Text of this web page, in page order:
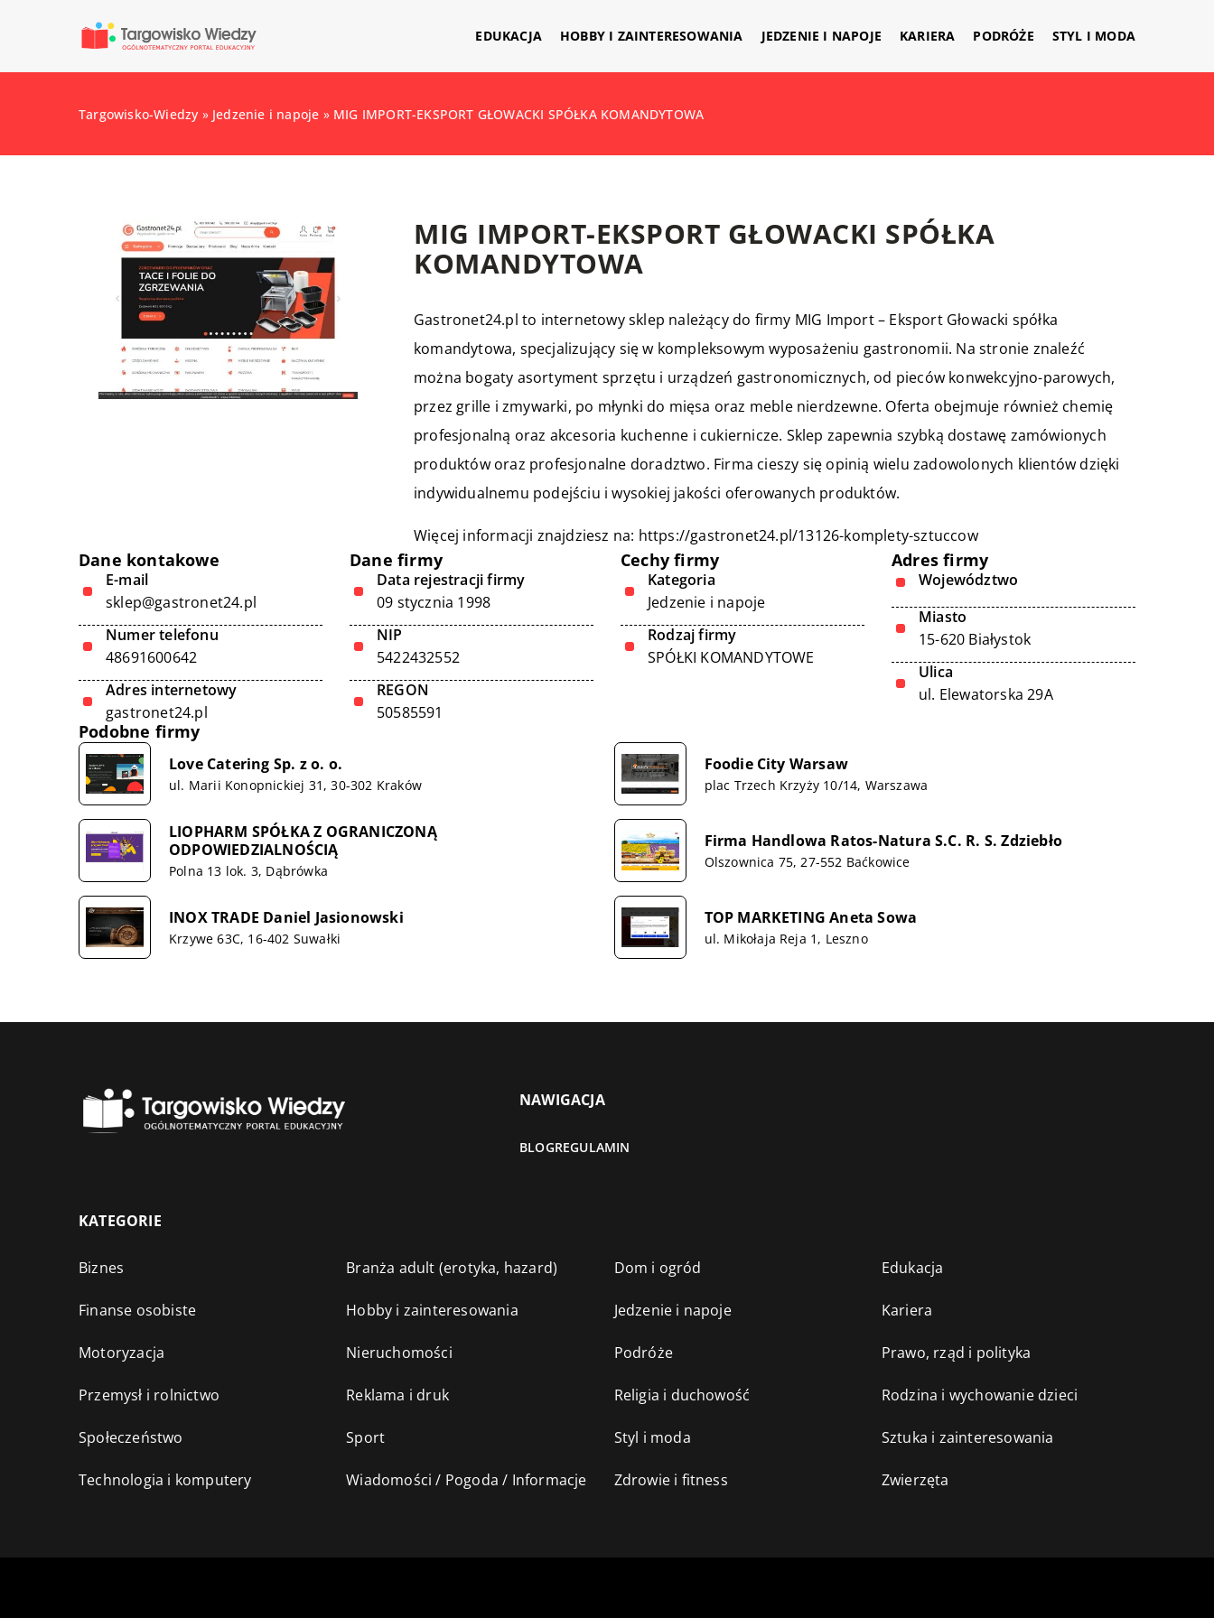
EDUKACJA HOBBY I ZAINTERESOWANIA JEDZENIE I NAPOJE KARIERA PODRÓŻE STYL I MODA
Targowisko-Wiedzy » Jedzenie i napoje » MIG IMPORT-EKSPORT GŁOWACKI SPÓŁKA KOMANDYTOWA
MIG IMPORT-EKSPORT GŁOWACKI SPÓŁKA
KOMANDYTOWA
Gastronet24.pl to internetowy sklep należący do firmy MIG Import – Eksport Głowacki spółka
komandytowa, specjalizujący się w kompleksowym wyposażeniu gastronomii. Na stronie znaleźć
można bogaty asortyment sprzętu i urządzeń gastronomicznych, od pieców konwekcyjno-parowych,
przez grille i zmywarki, po młynki do mięsa oraz meble nierdzewne. Oferta obejmuje również chemię
profesjonalną oraz akcesoria kuchenne i cukiernicze. Sklep zapewnia szybką dostawę zamówionych
produktów oraz profesjonalne doradztwo. Firma cieszy się opinią wielu zadowolonych klientów dzięki
indywidualnemu podejściu i wysokiej jakości oferowanych produktów.
Więcej informacji znajdziesz na: https://gastronet24.pl/13126-komplety-sztuccow
Dane kontakowe
E-mail
sklep@gastronet24.pl
Numer telefonu
48691600642
Adres internetowy
gastronet24.pl
Dane firmy
Data rejestracji firmy
09 stycznia 1998
NIP
5422432552
REGON
50585591
Cechy firmy
Kategoria
Jedzenie i napoje
Rodzaj firmy
SPÓŁKI KOMANDYTOWE
Adres firmy
Województwo
Miasto
15-620 Białystok
Ulica
ul. Elewatorska 29A
Podobne firmy
Love Catering Sp. z o. o.
ul. Marii Konopnickiej 31, 30-302 Kraków
Foodie City Warsaw
plac Trzech Krzyży 10/14, Warszawa
LIOPHARM SPÓŁKA Z OGRANICZONĄ
ODPOWIEDZIALNOŚCIĄ
Polna 13 lok. 3, Dąbrówka
Firma Handlowa Ratos-Natura S.C. R. S. Zdziebło
Olszownica 75, 27-552 Baćkowice
INOX TRADE Daniel Jasionowski
Krzywe 63C, 16-402 Suwałki
TOP MARKETING Aneta Sowa
ul. Mikołaja Reja 1, Leszno
NAWIGACJA
BLOGREGULAMIN
KATEGORIE
Biznes Branża adult (erotyka, hazard) Dom i ogród Edukacja
Finanse osobiste Hobby i zainteresowania Jedzenie i napoje Kariera
Motoryzacja Nieruchomości Podróże Prawo, rząd i polityka
Przemysł i rolnictwo Reklama i druk Religia i duchowość Rodzina i wychowanie dzieci
Społeczeństwo Sport Styl i moda Sztuka i zainteresowania
Technologia i komputery Wiadomości / Pogoda / Informacje Zdrowie i fitness Zwierzęta